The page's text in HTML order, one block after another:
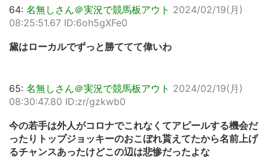
64: 名無しさん＠実況で競馬板アウト 2024/02/19(月)
08:25:51.67 ID:6oh5gXFe0
黛はローカルでずっと勝ててて偉いわ
65: 名無しさん＠実況で競馬板アウト 2024/02/19(月)
08:30:47.80 ID:zr/gzkwb0
今の若手は外人がコロナでこれなくてアピールする機会だ
ったりトップジョッキーのおこぼれ貰えてたから名前上げ
るチャンスあったけどこの辺は悲惨だったよな